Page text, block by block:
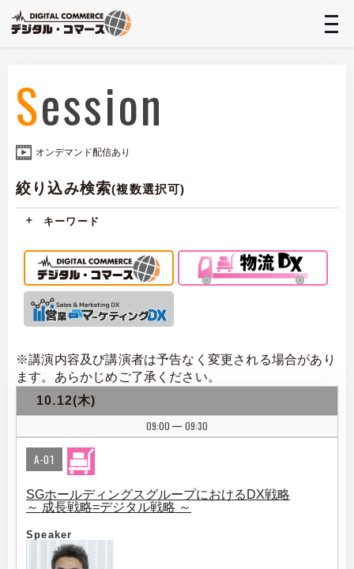
Session
オンデマンド配信あり
絞り込み検索(複数選択可)
キーワード
※講演内容及び講演者は予告なく変更される場合があり
ます。あらかじめご了承ください。
10.12(木)
09:00
| 09:30
A-01
SGホールディングスグループにおけるDX戦略
～ 成長戦略=デジタル戦略 ～
Speaker